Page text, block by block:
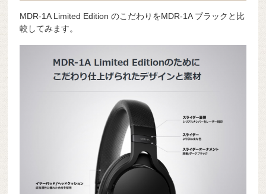
MDR-1A Limited Edition のこだわりをMDR-1A ブラックと比
較してみます。